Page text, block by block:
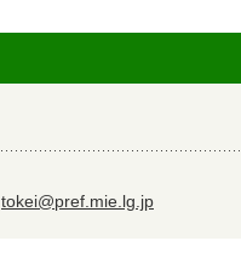
tokei@pref.mie.lg.jp